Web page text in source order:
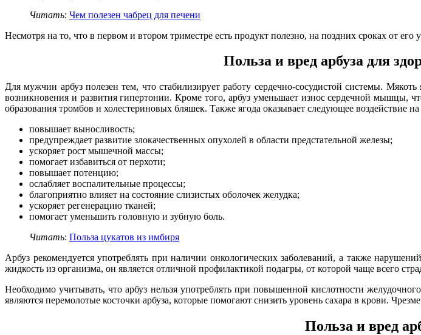
Читать: Чем полезен чабрец для печени
Несмотря на то, что в первом и втором триместре есть продукт полезно, на поздних сроках от
Польза и вред арбуза для
Для мужчин арбуз полезен тем, что стабилизирует работу сердечно-сосудистой системы.
возникновения и развития гипертонии. Кроме того, арбуз уменьшает износ сердечной мышцы,
образования тромбов и холестериновых бляшек. Также ягода оказывает следующее воздействие
повышает выносливость;
предупреждает развитие злокачественных опухолей в области предстательной железы;
ускоряет рост мышечной массы;
помогает избавиться от перхоти;
повышает потенцию;
ослабляет воспалительные процессы;
благоприятно влияет на состояние слизистых оболочек желудка;
ускоряет регенерацию тканей;
помогает уменьшить головную и зубную боль.
Читать: Польза цукатов из имбиря
Арбуз рекомендуется употреблять при наличии онкологических заболеваний, а также
жидкость из организма, он является отличной профилактикой подагры, от которой чаще всего
Необходимо учитывать, что арбуз нельзя употреблять при повышенной кислотности
являются перемолотые косточки арбуза, которые помогают снизить уровень сахара в крови.
Польза и вред